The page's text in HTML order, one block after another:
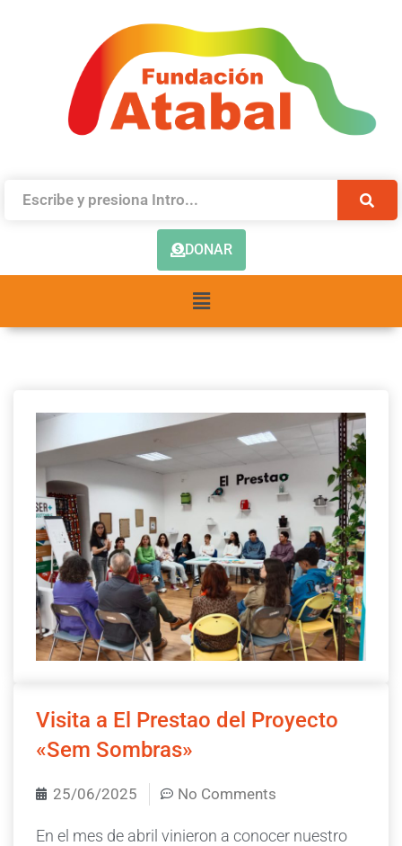
DONAR
Visita a El Prestao del Proyecto
«Sem Sombras»
25/06/2025 No Comments
En el mes de abril vinieron a conocer nuestro